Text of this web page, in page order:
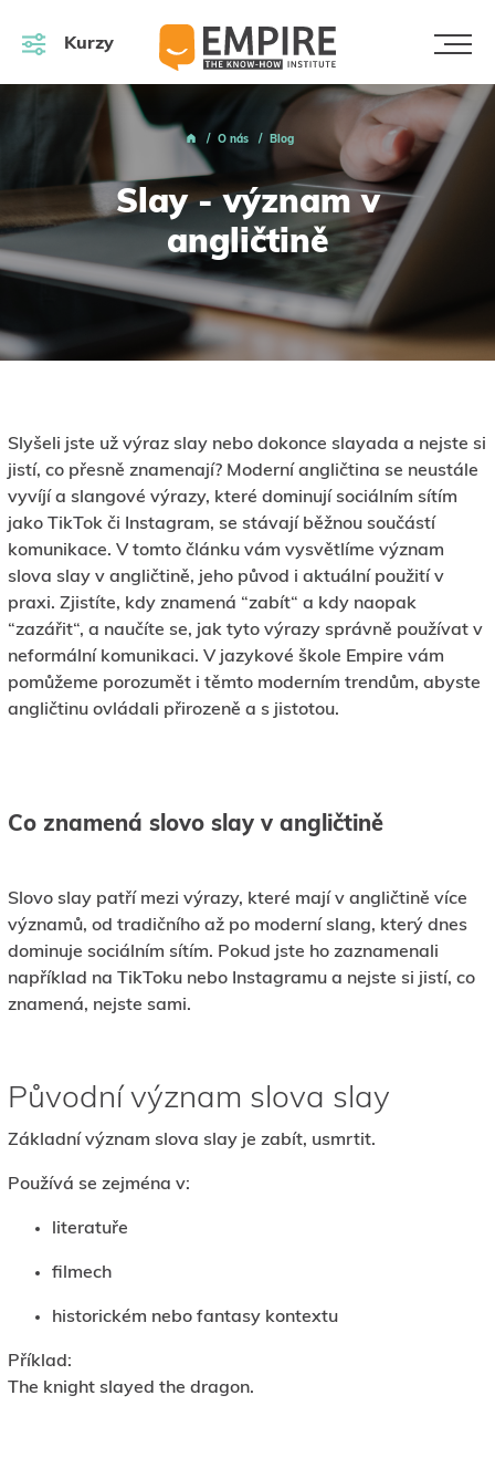
Kurzy
O nás Blog
Slay - význam v
angličtině
Slyšeli jste už výraz slay nebo dokonce slayada a nejste si
jistí, co přesně znamenají? Moderní angličtina se neustále
vyvíjí a slangové výrazy, které dominují sociálním sítím
jako TikTok či Instagram, se stávají běžnou součástí
komunikace. V tomto článku vám vysvětlíme význam
slova slay v angličtině, jeho původ i aktuální použití v
praxi. Zjistíte, kdy znamená “zabít“ a kdy naopak
“zazářit“, a naučíte se, jak tyto výrazy správně používat v
neformální komunikaci. V jazykové škole Empire vám
pomůžeme porozumět i těmto moderním trendům, abyste
angličtinu ovládali přirozeně a s jistotou.
Co znamená slovo slay v angličtině
Slovo slay patří mezi výrazy, které mají v angličtině více
významů, od tradičního až po moderní slang, který dnes
dominuje sociálním sítím. Pokud jste ho zaznamenali
například na TikToku nebo Instagramu a nejste si jistí, co
znamená, nejste sami.
Původní význam slova slay
Základní význam slova slay je zabít, usmrtit.
Používá se zejména v:
literatuře
filmech
historickém nebo fantasy kontextu
Příklad:
The knight slayed the dragon.